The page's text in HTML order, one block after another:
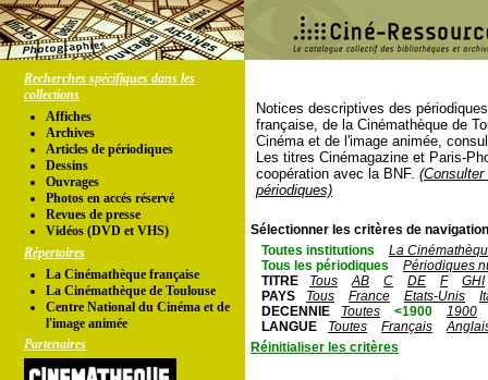
Recherches spécifiques dans les
collections
Affiches
Archives
Articles de périodiques
Dessins
Ouvrages
Photos en accés réservé
Revues de presse
Vidéos (DVD et VHS)
Répertoires
La Cinémathèque française
La Cinémathèque de Toulouse
Centre National du Cinéma et de
l'image animée
Partenaires
Notices descriptives des
française, de la Cinémathèque de
Cinéma et de l'image animée,
Les titres Cinémagazine et Paris-
coopération avec la BNF.
périodiques)
Sélectionner les critères de
Toutes institutions
La
Tous les périodiques
Périodiques
TITRE
Tous AB C DE F
GHI
PAYS
Tous France Etats-Unis
DECENNIE
Toutes <1900
1900
LANGUE
Toutes Français
Réinitialiser les critères